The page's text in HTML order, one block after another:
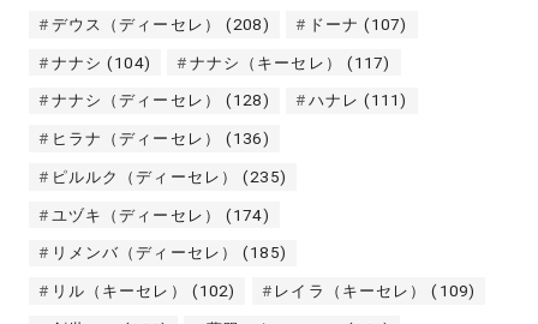
デウス（ディーセレ） (208) ドーナ (107)
ナナシ (104) ナナシ（キーセレ） (117)
ナナシ（ディーセレ） (128) ハナレ (111)
ヒラナ（ディーセレ） (136)
ピルルク（ディーセレ） (235)
ユヅキ（ディーセレ） (174)
リメンバ（ディーセレ） (185)
リル（キーセレ） (102) レイラ（キーセレ） (109)